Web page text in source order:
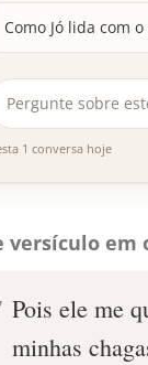
Como Jó lida com
1 conversa hoje
versículo em
Pois ele me
minhas